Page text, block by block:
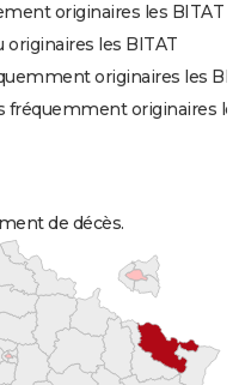
originaires les BITAT
les BITAT
originaires les
originaires
de décès.